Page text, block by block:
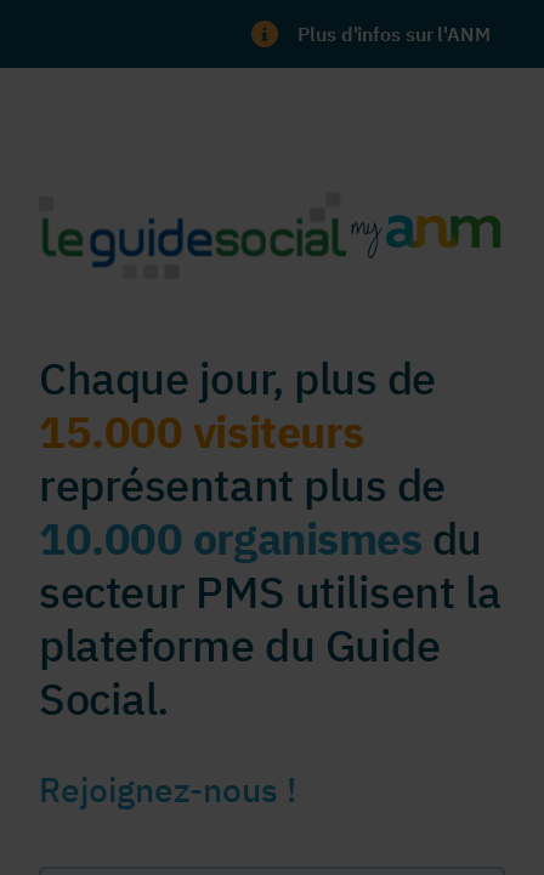
Plus d'infos sur l'ANM
Chaque jour, plus de
15.000 visiteurs
représentant plus de
10.000 organismes du
secteur PMS utilisent la
plateforme du Guide
Social.
Rejoignez-nous !